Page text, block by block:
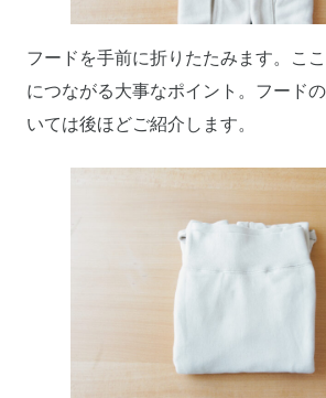
フードを手前に折りたたみます。こ
につながる大事なポイント。フード
いては後ほどご紹介します。